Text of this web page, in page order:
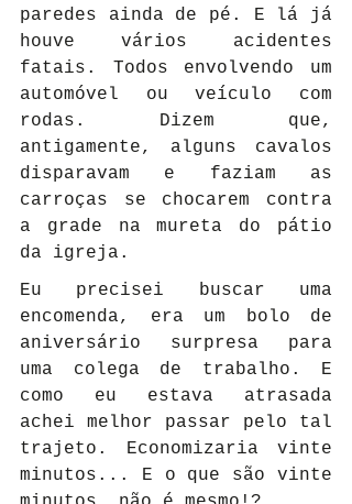
paredes ainda de pé. E lá já
houve vários acidentes
fatais. Todos envolvendo um
automóvel ou veículo com
rodas. Dizem que,
antigamente, alguns cavalos
disparavam e faziam as
carroças se chocarem contra
a grade na mureta do pátio
da igreja.
Eu precisei buscar uma
encomenda, era um bolo de
aniversário surpresa para
uma colega de trabalho. E
como eu estava atrasada
achei melhor passar pelo tal
trajeto. Economizaria vinte
minutos... E o que são vinte